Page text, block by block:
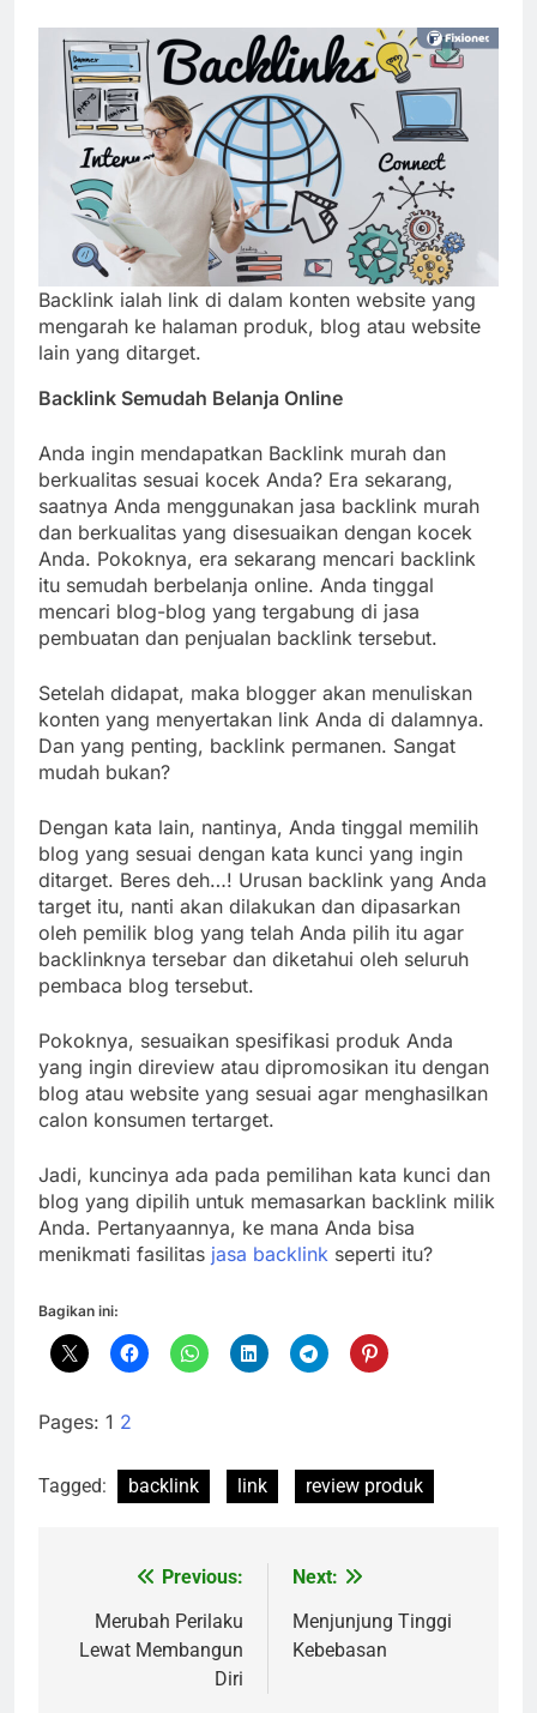
Backlink ialah link di dalam konten website yang
mengarah ke halaman produk, blog atau website
lain yang ditarget.
Backlink Semudah Belanja Online
Anda ingin mendapatkan Backlink murah dan
berkualitas sesuai kocek Anda? Era sekarang,
saatnya Anda menggunakan jasa backlink murah
dan berkualitas yang disesuaikan dengan kocek
Anda. Pokoknya, era sekarang mencari backlink
itu semudah berbelanja online. Anda tinggal
mencari blog-blog yang tergabung di jasa
pembuatan dan penjualan backlink tersebut.
Setelah didapat, maka blogger akan menuliskan
konten yang menyertakan link Anda di dalamnya.
Dan yang penting, backlink permanen. Sangat
mudah bukan?
Dengan kata lain, nantinya, Anda tinggal memilih
blog yang sesuai dengan kata kunci yang ingin
ditarget. Beres deh…! Urusan backlink yang Anda
target itu, nanti akan dilakukan dan dipasarkan
oleh pemilik blog yang telah Anda pilih itu agar
backlinknya tersebar dan diketahui oleh seluruh
pembaca blog tersebut.
Pokoknya, sesuaikan spesifikasi produk Anda
yang ingin direview atau dipromosikan itu dengan
blog atau website yang sesuai agar menghasilkan
calon konsumen tertarget.
Jadi, kuncinya ada pada pemilihan kata kunci dan
blog yang dipilih untuk memasarkan backlink milik
Anda. Pertanyaannya, ke mana Anda bisa
menikmati fasilitas jasa backlink seperti itu?
Bagikan ini:
Pages: 1 2
Tagged: backlink link review produk
Navigasi
pos
Previous:
Merubah Perilaku
Lewat Membangun
Diri
Next:
Menjunjung Tinggi
Kebebasan